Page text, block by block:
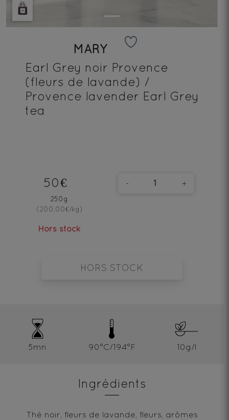
MARY
Earl Grey noir Provence
(fleurs de lavande) /
Provence lavender Earl Grey
tea
50€
250g
(200.00€/kg)
Hors stock
- +
HORS STOCK
5mn 90°C/194°F 10g/l
Ingrédients
Thé noir, fleurs de lavande, fleurs, arômes